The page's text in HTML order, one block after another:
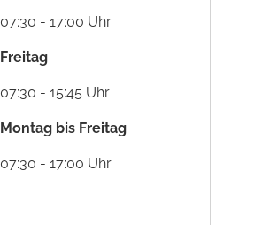
07:30 - 17:00 Uhr
Freitag
07:30 - 15:45 Uhr
Montag bis Freitag
07:30 - 17:00 Uhr